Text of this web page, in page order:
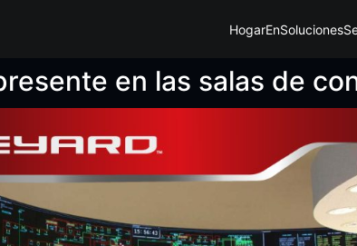
HogarEnSoluciones
en las salas de